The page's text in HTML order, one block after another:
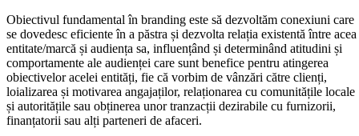
Obiectivul fundamental în branding este să dezvoltăm conexiuni care
se dovedesc eficiente în a păstra și dezvolta relația existentă între acea
entitate/marcă și audiența sa, influențând și determinând atitudini și
comportamente ale audienței care sunt benefice pentru atingerea
obiectivelor acelei entități, fie că vorbim de vânzări către clienți,
loializarea și motivarea angajaților, relaționarea cu comunitățile locale
și autoritățile sau obținerea unor tranzacții dezirabile cu furnizorii,
finanțatorii sau alți parteneri de afaceri.